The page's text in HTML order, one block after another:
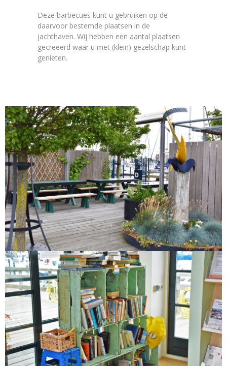
Deze barbecues kunt u gebruiken op de
daarvoor bestemde plaatsen in de
jachthaven. Wij hebben een aantal plaatsen
gecreëerd waar u met (klein) gezelschap kunt
genieten.